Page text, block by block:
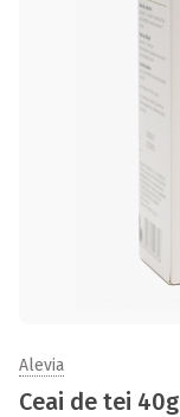
Alevia
Ceai de tei 40g